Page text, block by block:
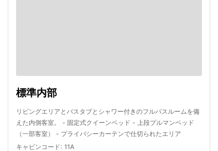
標準内部
リビングエリアとバスタブとシャワー付きのフルバスルームを備
えた内側客室。 - 固定式クイーンベッド - 上段プルマンベッド
（一部客室） - プライバシーカーテンで仕切られたエリア
キャビンコード: 11A